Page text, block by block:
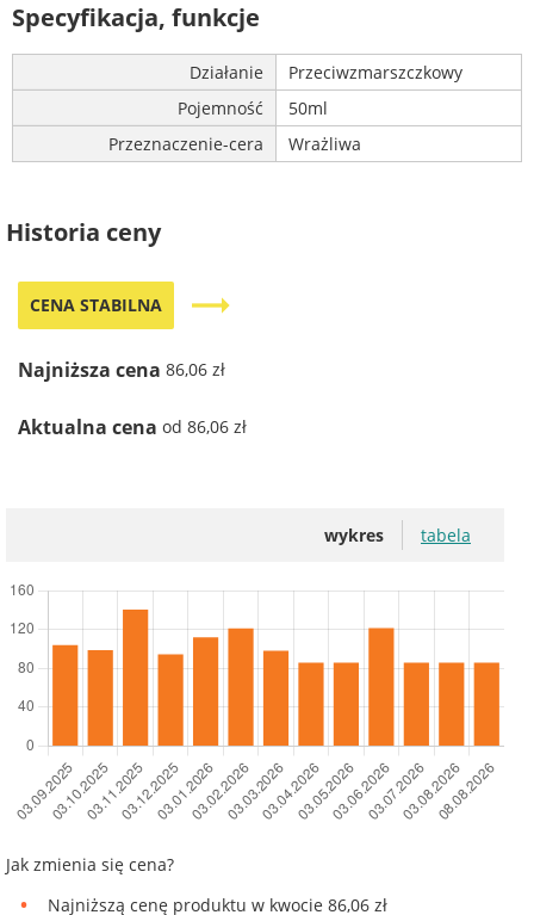
Specyfikacja, funkcje
Działanie
Przeciwzmarszczkowy
Pojemność
50ml
Przeznaczenie-cera
Wrażliwa
Historia ceny
CENA STABILNA trending_flat
Najniższa cena 86,06 zł
Aktualna cena od 86,06 zł
wykres tabela
Jak zmienia się cena?
Najniższą cenę produktu w kwocie 86,06 zł